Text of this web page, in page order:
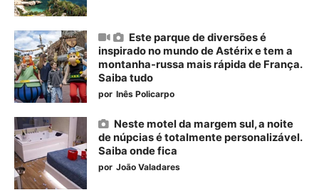
Este parque de diversões é
inspirado no mundo de Astérix e tem a
montanha-russa mais rápida de França.
Saiba tudo
por Inês Policarpo
Neste motel da margem sul, a noite
de núpcias é totalmente personalizável.
Saiba onde fica
por João Valadares